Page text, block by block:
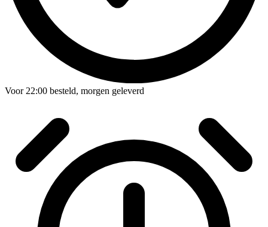
Voor22:00 besteld, morgen geleverd